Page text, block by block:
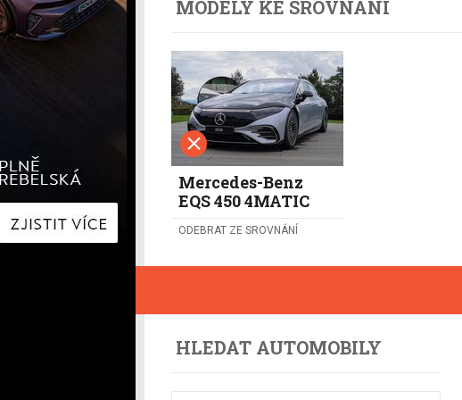
Hyundai
Peugeot
Renault
Škoda
Tesla
Volkswagen
Ostatní
Hyundai
Mercedes-Benz
Renault
Škoda
Toyota
Volvo
MODELY KE SROVNÁNÍ
Mercedes-Benz
EQS 450 4MATIC
ODEBRAT ZE SROVNÁNÍ
HLEDAT AUTOMOBILY